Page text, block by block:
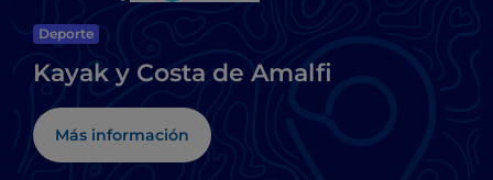
Deporte
Kayak y Costa de Amalfi
Más información